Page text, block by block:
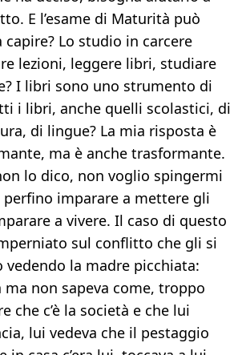
E l’esame di Maturità può
capire? Lo studio in carcere
lezioni, leggere libri, studiare
I libri sono uno strumento di
i libri, anche quelli scolastici, di
di lingue? La mia risposta è
ma è anche trasformante.
lo dico, non voglio spingermi
imparare a mettere gli
a vivere. Il caso di questo
sul conflitto che gli si
vedendo la madre picchiata:
non sapeva come, troppo
che c’è la società e che lui
lui vedeva che il pestaggio